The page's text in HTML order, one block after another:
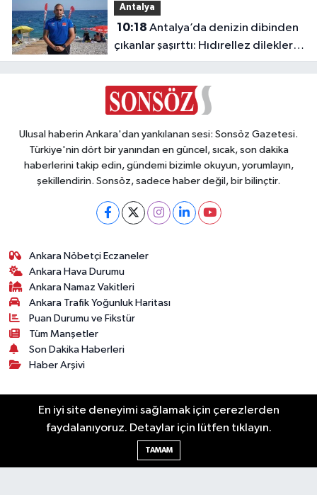
Antalya
10:18
çıkanlar şaşırttı: Hıdırellez dilekleri
bile aylardır orada
Ulusal haberin Ankara'dan yankılanan sesi: Sonsöz Gazetesi.
Türkiye'nin dört bir yanından en güncel, sıcak, son dakika
haberlerini takip edin, gündemi bizimle okuyun, yorumlayın,
şekillendirin. Sonsöz, sadece haber değil, bir bilinçtir.
Ankara Nöbetçi Eczaneler
Ankara Hava Durumu
Ankara Namaz Vakitleri
Ankara Trafik Yoğunluk Haritası
Puan Durumu ve Fikstür
Tüm Manşetler
Son Dakika Haberleri
Haber Arşivi
Künye Ekonomi Gündem Yazarlar
Spor
Sonsöz Özel
En iyi site deneyimi sağlamak için çerezlerden
faydalanıyoruz. Detaylar için lütfen tıklayın.
TAMAM